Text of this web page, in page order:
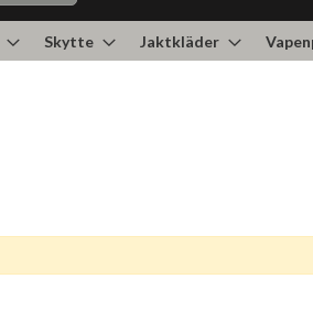
Skytte Jaktkläder